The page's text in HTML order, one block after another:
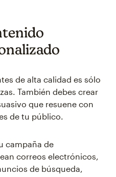
de alta calidad es sólo
También debes crear
que resuene con
de tu público.
campaña de
correos electrónicos,
de búsqueda,